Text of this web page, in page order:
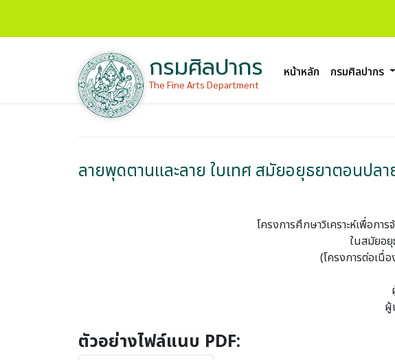
กรมศิลปากร
The Fine Arts Department
หน้าหลัก กรมศิลปากร
ลายพุดตานและลาย ใบเทศ สมัยอยุธยาตอนป
โครงการศึกษาวิเคราะห์เพื่อก
ในสมัยอ
(โครงการต่อเนื่
ผู้
ตัวอย่างไฟล์แนบ PDF: